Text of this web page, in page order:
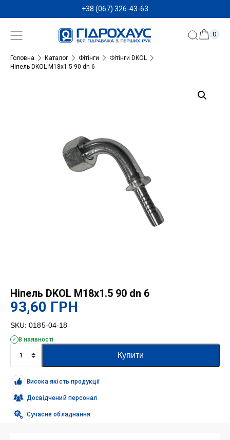
+38 (067) 326-43-63
0
Головна Каталог Фітінги
Фітінги DKOL
Ніпель DKOL M18x1.5 90 dn 6
Ніпель DKOL M18x1.5 90 dn 6
93,60 ГРН
SKU: 0185-04-18
В наявності
DKOL
M18x1.5
90
dn
6
кількість
Купити
Висока якість продукції
Досвідчений персонал
Сучасне обладнання